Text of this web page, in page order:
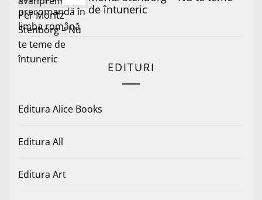
de întuneric
EDITURI
Editura Alice Books
Editura All
Editura Art